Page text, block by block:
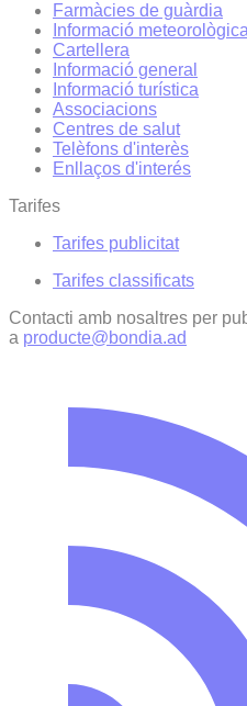
Farmàcies de guàrdia
Informació meteorològica
Cartellera
Informació general
Informació turística
Associacions
Centres de salut
Telèfons d'interès
Enllaços d'interés
Tarifes
Tarifes publicitat
Tarifes classificats
Contacti amb nosaltres per
a producte@bondia.ad